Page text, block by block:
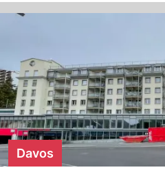
Davos